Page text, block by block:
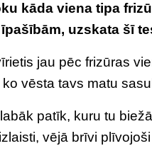
kāda viena tipa
uzskata šī
jau pēc frizūras
vēsta tavs matu
patīk, kuru tu
vējā brīvi